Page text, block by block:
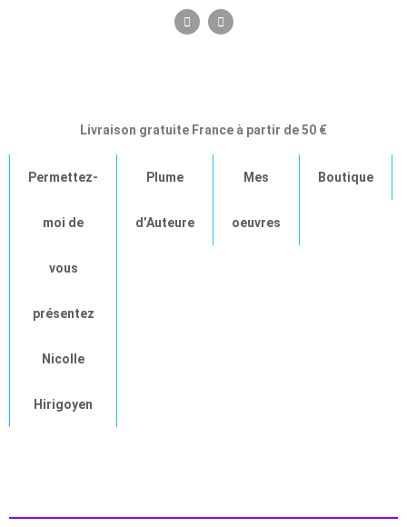
F
a
c
E
n
v
Livraison gratuite France à partir de 50 €
Permettez-
moi de
vous
présentez
Nicolle
Hirigoyen
Plume
d’Auteure
Mes
oeuvres
Boutique